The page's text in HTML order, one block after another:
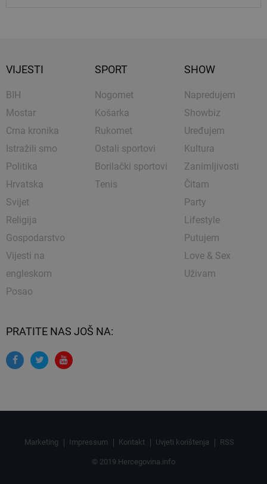
VIJESTI
BIH
Mostar
Crna kronika
Istražili smo
Politika
Hrvatska
Svijet
Religija
Gospodarstvo
Vijesti na
engleskom
Posao
SPORT
Nogomet
Košarka
Rukomet
Ostali sportovi
Borilački sportovi
Tenis
SHOW
Napredujem
Showbiz
Uređujem
Kultura
Zanimljivosti
Čitam
Party
Lifestyle
Putujem
Love & Sex
Uživam
PRATITE NAS JOŠ NA:
Marketing Impressum Kontakt Uvjeti korištenja RSS
© 2019 Hercegovina.info